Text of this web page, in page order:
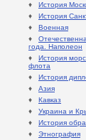
♦ История
♦ История
♦ Военная
♦
года. Наполеон
♦ История
флота
♦ История
♦ Азия
♦ Кавказ
♦ Украина и
♦ История
♦ Этнография